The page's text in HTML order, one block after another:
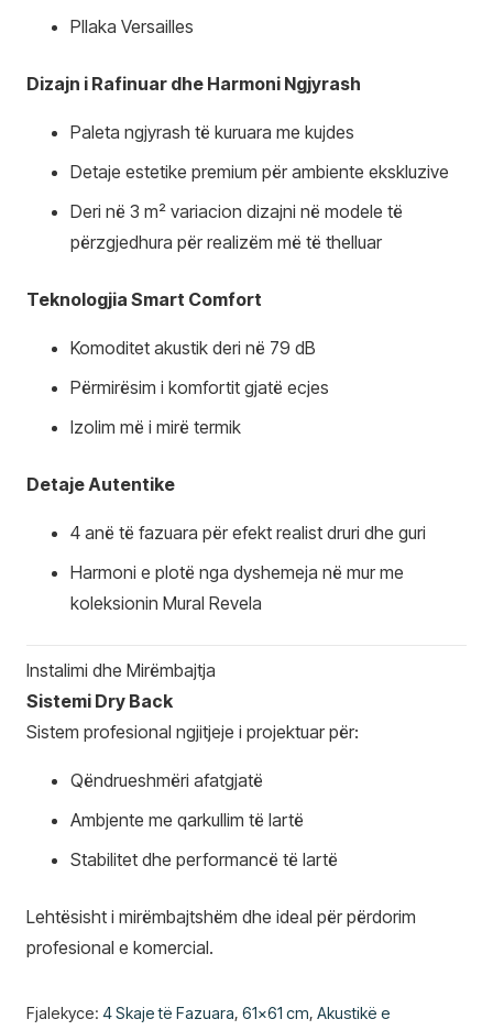
Pllaka Versailles
Dizajn i Rafinuar dhe Harmoni Ngjyrash
Paleta ngjyrash të kuruara me kujdes
Detaje estetike premium për ambiente ekskluzive
Deri në 3 m² variacion dizajni në modele të
përzgjedhura për realizëm më të thelluar
Teknologjia Smart Comfort
Komoditet akustik deri në 79 dB
Përmirësim i komfortit gjatë ecjes
Izolim më i mirë termik
Detaje Autentike
4 anë të fazuara për efekt realist druri dhe guri
Harmoni e plotë nga dyshemeja në mur me
koleksionin Mural Revela
Instalimi dhe Mirëmbajtja
Sistemi Dry Back
Sistem profesional ngjitjeje i projektuar për:
Qëndrueshmëri afatgjatë
Ambjente me qarkullim të lartë
Stabilitet dhe performancë të lartë
Lehtësisht i mirëmbajtshëm dhe ideal për përdorim
profesional e komercial.
Fjalekyce: 4 Skaje të Fazuara, 61x61 cm, Akustikë e